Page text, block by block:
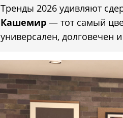
Тренды 2026 удивляют
Кашемир — тот самый
универсален, долговечен